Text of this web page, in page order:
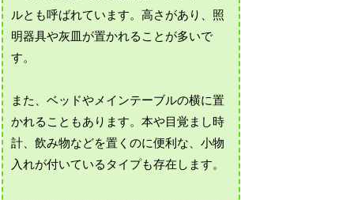
ルとも呼ばれています。高さがあり、照
明器具や灰皿が置かれることが多いで
す。
また、ベッドやメインテーブルの横に置
かれることもあります。本や目覚まし時
計、飲み物などを置くのに便利な、小物
入れが付いているタイプも存在します。